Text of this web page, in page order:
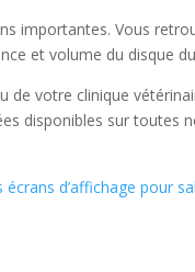
Vous
et volume du disque
votre clinique
disponibles sur
d’affichage pour